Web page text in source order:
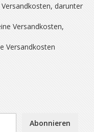
darunter
Versandkosten,
Versandkosten
Abonnieren